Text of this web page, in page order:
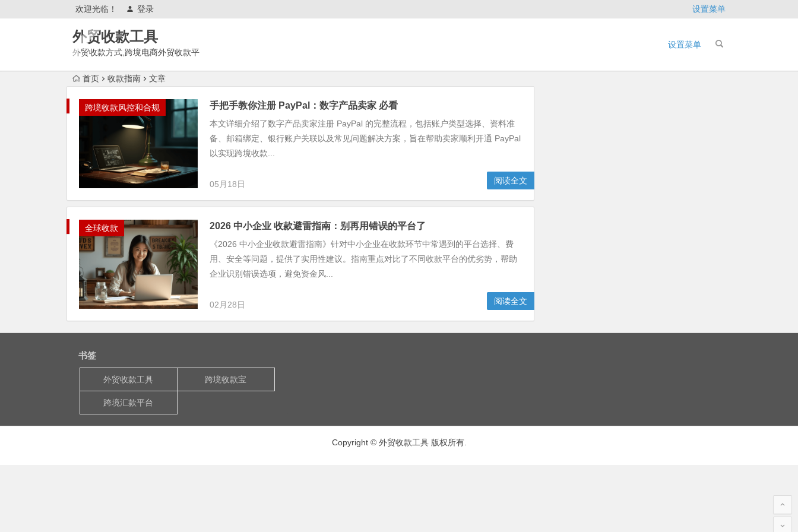
欢迎光临！ 登录 设置菜单
外贸收款工具
外贸收款方式,跨境电商外贸收款平
逊,tk,tiktok,temu特姆,东南亚
设置菜单
首页 收款指南 文章
跨境收款风控和合规 手把手教你注册 PayPal：数字产品卖家 必看
本文详细介绍了数字产品卖家注册 PayPal 的完整流程，包括账户类型选择、资料准
备、邮箱绑定、银行账户关联以及常见问题解决方案，旨在帮助卖家顺利开通 PayPal
以实现跨境收款...
05月18日 阅读全文
全球收款 2026 中小企业 收款避雷指南：别再用错误的平台了
《2026 中小企业收款避雷指南》针对中小企业在收款环节中常遇到的平台选择、费
用、安全等问题，提供了实用性建议。指南重点对比了不同收款平台的优劣势，帮助
企业识别错误选项，避免资金风...
02月28日 阅读全文
书签
外贸收款工具 跨境收款宝
跨境汇款平台
Copyright © 外贸收款工具 版权所有.